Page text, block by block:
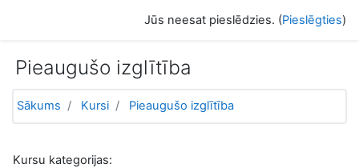
Jūs neesat pieslēdzies. (Pieslēgties)
Pieaugušo izglītība
Sākums Kursi Pieaugušo izglītība
Kursu kategorijas: